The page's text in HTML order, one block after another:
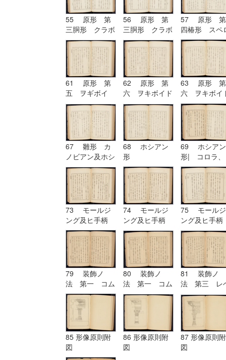
55 原形 第
三胴形 クラボ
イド
56 原形 第
三胴形 クラボ
イド| 原形
第四椿形 スペ
ロイド
57 原形 第
四椿形 スペ
イド
61 原形 第
五 ヲギボイ
ド| 原形 第
六 ヲキボイド
62 原形 第
六 ヲキボイド
63 原形 第
六 ヲキボイ
67 雛形 カ
ノビアン及ホシ
アン| ホシア
ン形
68 ホシアン
形
69 ホシアン
形| コロラ、
カンパニユラ
及ヒ幹
73 モールジ
ング及ヒ手柄
74 モールジ
ング及ヒ手柄
75 モールジ
ング及ヒ手柄
79 装飾ノ
法 第一 コム
プリケーション
及ヒコンヒユー
シヨン
80 装飾ノ
法 第一 コム
プリケーション
及ヒコンヒユー
シヨン| 装飾
ノ法 第二 ユ
ーリスミー|
装飾ノ法 第
三 レベチーシ
81 装飾ノ
法 第三 レ
チーシヨン|
装飾ノ法 第
四 アルテレ
シヨン
85 形像原則附
図
86 形像原則附
図
87 形像原則附
図